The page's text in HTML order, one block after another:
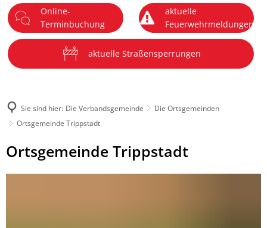
Menü
Online-
Terminbuchung
aktuelle
Feuerwehrmeldungen
aktuelle Straßensperrungen
Sie sind hier: Die Verbandsgemeinde
Die Ortsgemeinden
Ortsgemeinde Trippstadt
Ortsgemeinde
Trippstadt
Ortsgemeinde Trippstadt